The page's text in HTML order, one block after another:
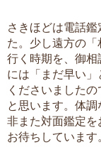
さきほどは電話
た。少し遠方の
行く時期を、御
には「まだ早い
くださいました
と思います。体
非また対面鑑定
お待ちしています。